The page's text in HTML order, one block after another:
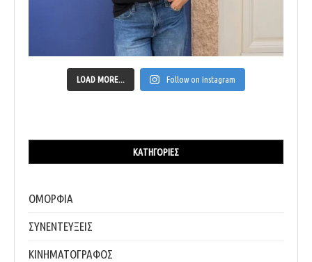
LOAD MORE... Follow on Instagram
ΚΑΤΗΓΟΡΊΕΣ
ΟΜΟΡΦΙΑ
ΣΥΝΕΝΤΕΥΞΕΙΣ
ΚΙΝΗΜΑΤΟΓΡΑΦΟΣ